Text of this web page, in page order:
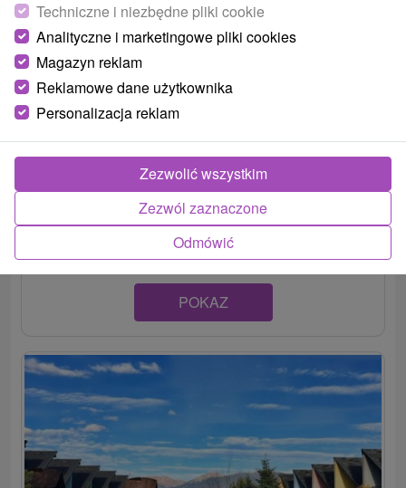
Apartmán Vanilka Liptovský Trnovec
Liptovský Trnovec
Dva apartmány v čarovnom prostredí Liptova, v malebnej
obci Liptovský Trnovec, pozostávajú z útulnej...
POKAZ
Techniczne i niezbędne pliki cookie
Analityczne i marketingowe pliki cookies
Magazyn reklam
Reklamowe dane użytkownika
Personalizacja reklam
Odmówić
Zezwól zaznaczone
Zezwolić wszystkim